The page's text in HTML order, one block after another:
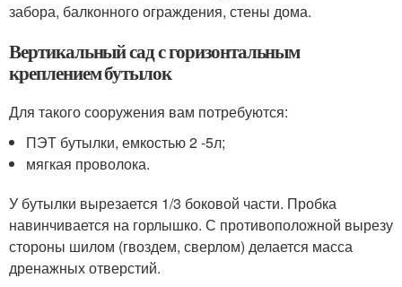
забора, балконного ограждения, стены дома.
Вертикальный сад с горизонтальным
креплением бутылок
Для такого сооружения вам потребуются:
ПЭТ бутылки, емкостью 2 -5л;
мягкая проволока.
У бутылки вырезается 1/3 боковой части. Пробка
навинчивается на горлышко. С противоположной вырезу
стороны шилом (гвоздем, сверлом) делается масса
дренажных отверстий.